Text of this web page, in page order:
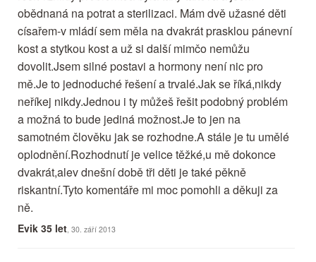
obědnaná na potrat a sterilizaci. Mám dvě užasné děti
císařem-v mládí sem měla na dvakrát prasklou pánevní
kost a stytkou kost a už si další mimčo nemůžu
dovolit.Jsem silné postavi a hormony není nic pro
mě.Je to jednoduché řešení a trvalé.Jak se říká,nikdy
neříkej nikdy.Jednou i ty můžeš řešit podobný problém
a možná to bude jediná možnost.Je to jen na
samotném člověku jak se rozhodne.A stále je tu umělé
oplodnění.Rozhodnutí je velice těžké,u mě dokonce
dvakrát,alev dnešní době tři děti je také pěkně
riskantní.Tyto komentáře mi moc pomohli a děkuji za
ně.
Evik 35 let , 30. září 2013